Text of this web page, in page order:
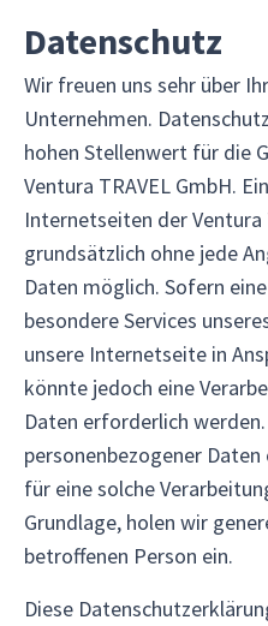
Datenschutz
Wir freuen uns sehr über
Unternehmen.
hohen Stellenwert für die
Ventura TRAVEL GmbH.
Internetseiten der Ventura
grundsätzlich ohne jede
Daten möglich. Sofern
besondere Services
unsere Internetseite in
könnte jedoch eine
Daten erforderlich
personenbezogener
für eine solche
Grundlage, holen wir
betroffenen Person ein.
Diese